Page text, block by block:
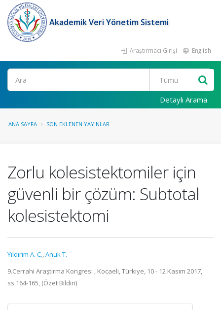
Akademik Veri Yönetim Sistemi
Araştırmacı Girişi English
Ara
Detaylı Arama
ANA SAYFA SON EKLENEN YAYINLAR
Zorlu kolesistektomiler için
güvenli bir çözüm: Subtotal
kolesistektomi
Yıldırım A. C.,Anuk T.
9.Cerrahi Araştırma Kongresi , Kocaeli, Türkiye, 10 - 12 Kasım 2017,
ss.164-165, (Özet Bildiri)